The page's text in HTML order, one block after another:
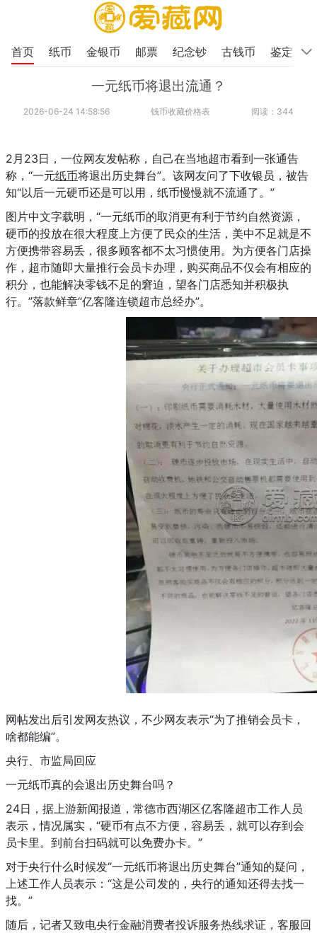
首页 纸币 金银币 邮票 纪念钞 古钱币 鉴定
一元纸币将退出流通？
2026-06-24 14:58:56 钱币收藏价格表 阅读：344
2月23日，一位网友发帖称，自己在当地超市看到一张通告
称，“一元纸币将退出历史舞台”。该网友问了下收银员，被告
知“以后一元硬币还是可以用，纸币慢慢就不流通了。”
图片中文字载明，“一元纸币的取消更有利于节约自然资源，
硬币的投放在很大程度上方便了民众的生活，美中不足就是不
方便携带容易丢，很多顾客都不太习惯使用。为方便各门店操
作，超市随即大量推行会员卡办理，购买商品不仅会有相应的
积分，也能解决零钱不足的窘迫，望各门店悉知并积极执
行。”落款鲜章“亿客隆连锁超市总经办”。
网帖发出后引发网友热议，不少网友表示“为了推销会员卡，
啥都能编”。
央行、市监局回应
一元纸币真的会退出历史舞台吗？
24日，据上游新闻报道，常德市西湖区亿客隆超市工作人员
表示，情况属实，“硬币有点不方便，容易丢，就可以存到会
员卡里。到前台扫码就可以免费办卡。”
对于央行什么时候发“一元纸币将退出历史舞台”通知的疑问，
上述工作人员表示：“这是公司发的，央行的通知还得去找一
找。”
随后，记者又致电央行金融消费者投诉服务热线求证，客服回